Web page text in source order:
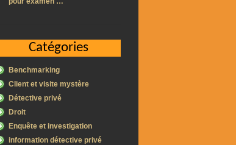
Catégories
Benchmarking
Client et visite mystère
Détective privé
Droit
Enquête et investigation
information détective privé